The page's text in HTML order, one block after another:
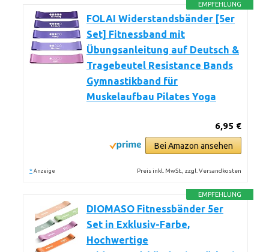
EMPFEHLUNG
FOLAI Widerstandsbänder [5er
Set] Fitnessband mit
Übungsanleitung auf Deutsch &
Tragebeutel Resistance Bands
Gymnastikband für
Muskelaufbau Pilates Yoga
6,95 €
Bei Amazon ansehen
* Anzeige Preis inkl. MwSt., zzgl. Versandkosten
EMPFEHLUNG
DIOMASO Fitnessbänder 5er
Set in Exklusiv-Farbe,
Hochwertige